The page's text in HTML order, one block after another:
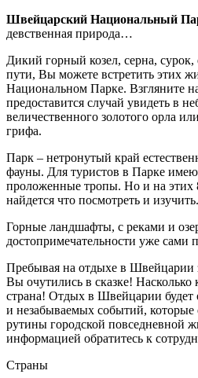
Швейцарский Национальный
девственная природа…
Дикий горный козел, серна, сурок,
пути, Вы можете встретить этих
Национальном Парке. Взгляните
предоставится случай увидеть в
величественного золотого орла
грифа.
Парк – нетронутый край
фауны. Для туристов в Парке
проложенные тропы. Но и на этих
найдется что посмотреть и изучить.
Горные ландшафты, с реками и
достопримечательности уже сами
Пребывая на отдыхе в Швейцарии
Вы очутились в сказке! Насколько
страна! Отдых в Швейцарии
и незабываемых событий, которые
рутины городской повседневной
информацией обратитесь к
Страны